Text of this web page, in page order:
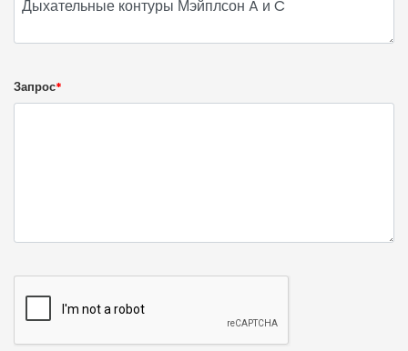
Запрос*